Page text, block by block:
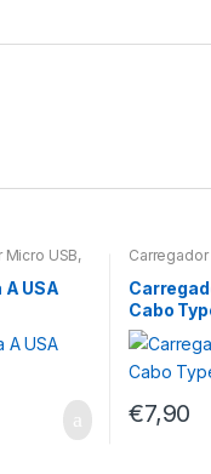
USB,
USA
Isqueiro
Cabo
€7,90